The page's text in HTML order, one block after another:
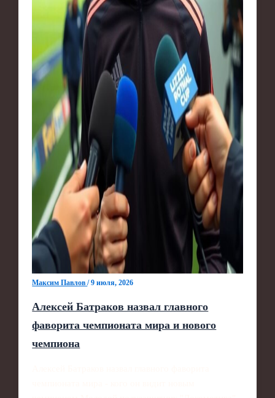
Максим Павлов/9 июля, 2026
Алексей Батраков назвал главного
фаворита чемпионата мира и нового
чемпиона